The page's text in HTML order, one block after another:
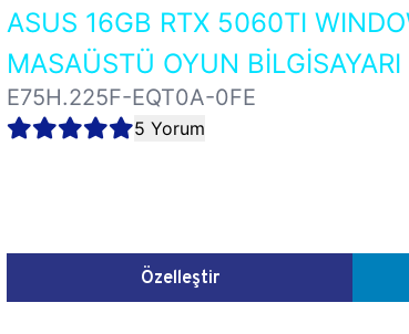
ASUS 16GB RTX 5060TI
MASAÜSTÜ OYUN BİLGİSAYARI
E75H.225F-EQT0A-0FE
5 Yorum
Özelleştir